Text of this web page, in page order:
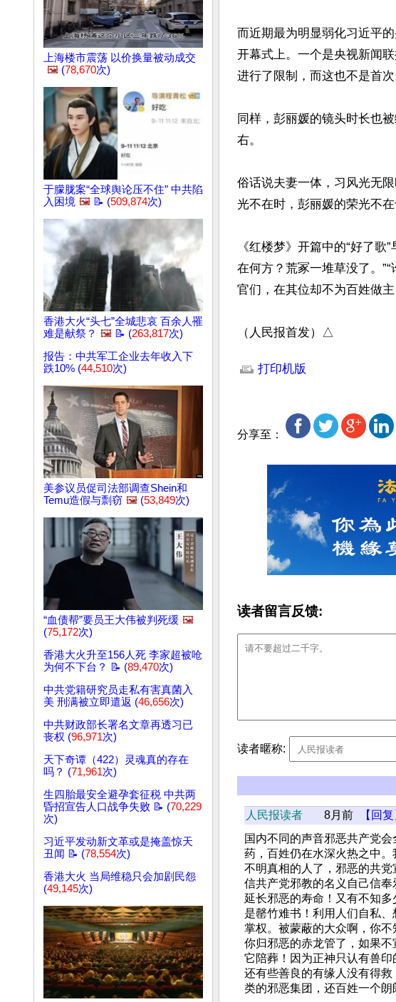
上海楼市震荡 以价换量被动成交
🖼️ (78,670次)
于朦胧案“全球舆论压不住” 中共陷
入困境 🖼️ 📝 (509,874次)
香港大火“头七”全城悲哀 百余人罹
难是献祭？ 🖼️ 📝 (263,817次)
报告：中共军工企业去年收入下
跌10% (44,510次)
美参议员促司法部调查Shein和
Temu造假与剽窃 🖼️ (53,849次)
“血债帮”要员王大伟被判死缓 🖼️
(75,172次)
香港大火升至156人死 李家超被呛
为何不下台？ 📝 (89,470次)
中共党籍研究员走私有害真菌入
美 刑满被立即遣返 (46,656次)
中共财政部长署名文章再透习已
丧权 (96,971次)
天下奇谭（422）灵魂真的存在
吗？ (71,961次)
生四胎最安全避孕套征税 中共两
昏招宣告人口战争失败 📝 (70,229
次)
习近平发动新文革或是掩盖惊天
丑闻 📝 (78,554次)
香港大火 当局维稳只会加剧民怨
(49,145次)
而近期最为明显弱化习近平
开幕式上。一个是央视新闻
进行了限制，而这也不是首次
同样，彭丽媛的镜头时长也
右。
俗话说夫妻一体，习风光无
光不在时，彭丽媛的荣光不在
《红楼梦》开篇中的“好了
在何方？荒冢一堆草没了。
官们，在其位却不为百姓做
（人民报首发）△
打印机版
分享至：
读者留言反馈:
读者暱称:
人民报读者 8月前
【回复
国内不同的声音邪恶共产党
药，百姓仍在水深火热之中
不明真相的人了，邪恶的共
信共产党邪教的名义自己信
延长邪恶的寿命！又有不知
是罄竹难书！利用人们自私
掌权。被蒙蔽的大众啊，你
你归邪恶的赤龙管了，如果
它陪葬！因为正神只认有兽
还有些善良的有缘人没有得
类的邪恶集团，还百姓一个朗